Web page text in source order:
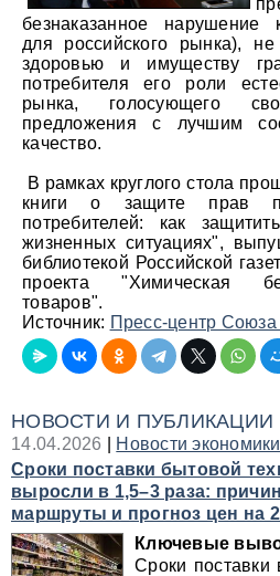
безнаказанное нарушение
для российского рынка),
здоровью и имуществу
потребителя его роли
рынка, голосующего
предложения с лучшим
качество.
В рамках круглого стола
книги о защите прав
потребителей: как
жизненных ситуациях",
библиотекой Российской
проекта "Химическая
товаров".
Источник: Пресс-центр
НОВОСТИ И ПУБЛИКАЦИИ
14.04.2026
Новости экономики
Сроки поставки бытовой
выросли в 1,5–3 раза:
маршруты и прогноз цен на
Ключевые
Сроки